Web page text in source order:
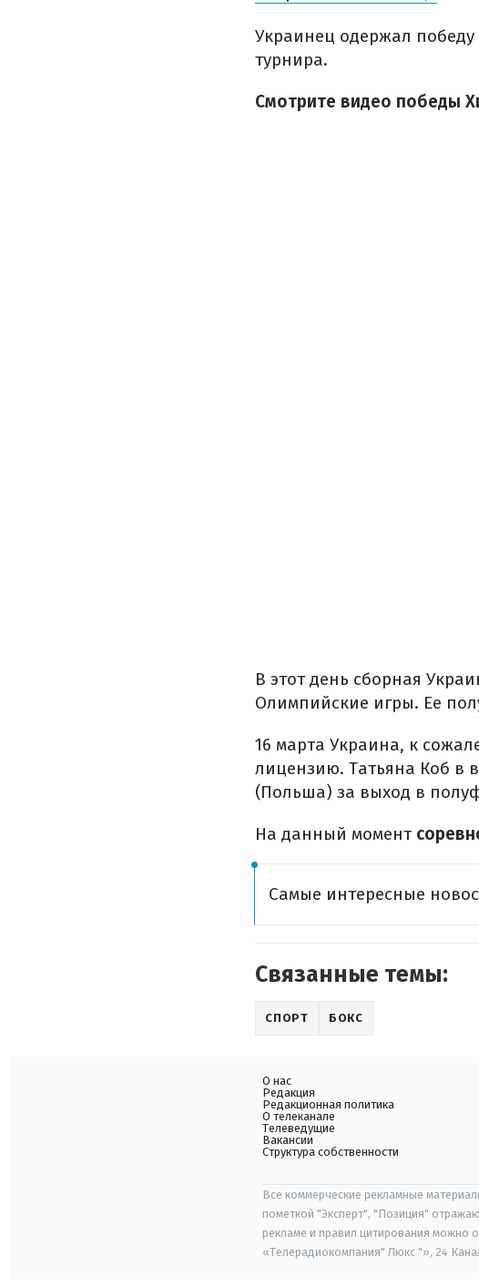
Украинец одержал
турнира.
Смотрите видео победы
В этот день сборная
Олимпийские игры. Ее
16 марта Украина, к
лицензию. Татьяна Коб в
(Польша) за выход в
На данный момент
Самые интересные
Связанные темы:
СПОРТ БОКС
О нас
Редакция
Редакционная политика
О телеканале
Телеведущие
Вакансии
Структура собственности
Все коммерческие рекламные
пометкой "Эксперт", "Позиция"
рекламе и правил цитирования можно
«Телерадиокомпания" Люкс "», 24